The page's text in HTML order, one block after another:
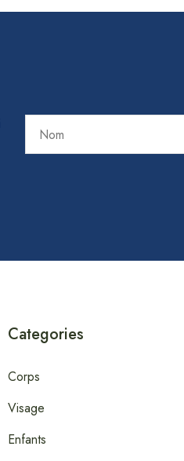
Categories
Corps
Visage
Enfants